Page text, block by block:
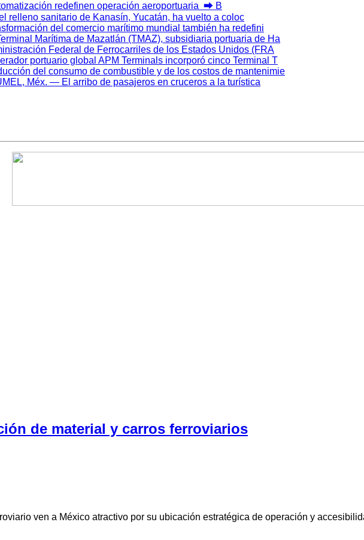
redefinen operación aeroportuaria ⮕ B
relleno sanitario de Kanasín, Yucatán, ha vuelto a coloc
del comercio marítimo mundial también ha redefini
Marítima de Mazatlán (TMAZ), subsidiaria portuaria de Ha
Federal de Ferrocarriles de los Estados Unidos (FRA
portuario global APM Terminals incorporó cinco Terminal T
del consumo de combustible y de los costos de mantenimie
Méx. — El arribo de pasajeros en cruceros a la turística
de material y carros ferroviarios
ven a México atractivo por su ubicación estratégica de operación y